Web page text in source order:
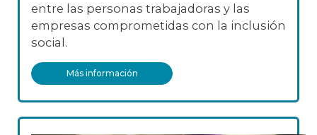
entre las personas trabajadoras y las
empresas comprometidas con la inclusión
social.
Más información